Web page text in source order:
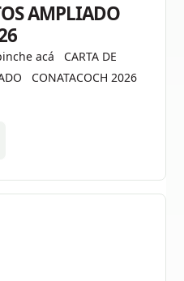
AMPLIADO
acá CARTA DE
CONATACOCH 2026